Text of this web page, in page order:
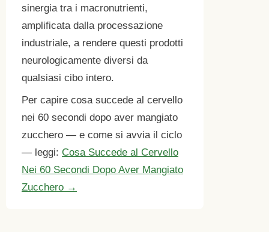
sinergia tra i macronutrienti,
amplificata dalla processazione
industriale, a rendere questi prodotti
neurologicamente diversi da
qualsiasi cibo intero.
Per capire cosa succede al cervello
nei 60 secondi dopo aver mangiato
zucchero — e come si avvia il ciclo
— leggi: Cosa Succede al Cervello
Nei 60 Secondi Dopo Aver Mangiato
Zucchero →